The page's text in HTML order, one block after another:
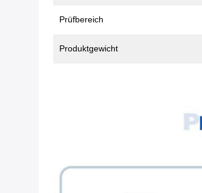
Prüfbereich
Produktgewicht